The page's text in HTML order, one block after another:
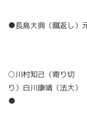
●長島大典（蹴返し）
○川村知己（寄り切
り）白川康靖（法大）
●